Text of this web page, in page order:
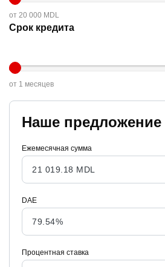
от 20 000 MDL
Срок кредита
от 1 месяцев
Наше предложение
Ежемесячная сумма
DAE
Процентная ставка